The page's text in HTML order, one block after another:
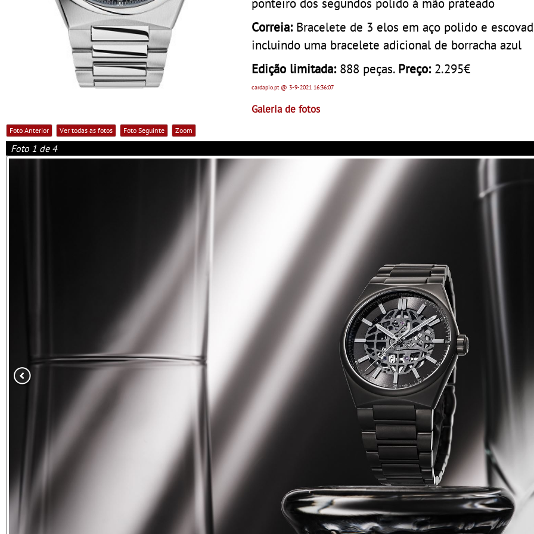
Correia:Bracelete de 3 elos em aço polido e
incluindo uma bracelete adicional de borracha azul
Edição limitada: 888 peças. Preço: 2.295€
cardapio.pt@ 3-9-2021 16:36:07
Galeria de fotos
Foto Anterior Ver todas as fotos Foto Seguinte Zoom
Foto 1 de 4